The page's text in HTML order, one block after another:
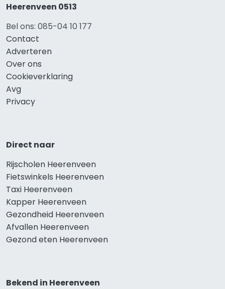
Heerenveen 0513
Bel ons: 085-04 10 177
Contact
Adverteren
Over ons
Cookieverklaring
Avg
Privacy
Direct naar
Rijscholen Heerenveen
Fietswinkels Heerenveen
Taxi Heerenveen
Kapper Heerenveen
Gezondheid Heerenveen
Afvallen Heerenveen
Gezond eten Heerenveen
Bekend in Heerenveen